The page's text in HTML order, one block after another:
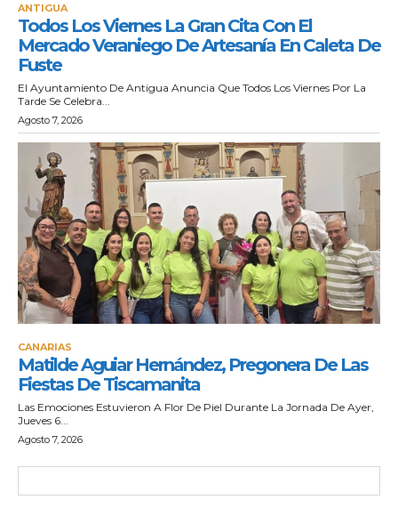
ANTIGUA
Todos Los Viernes La Gran Cita Con El
Mercado Veraniego De Artesanía En Caleta De
Fuste
El Ayuntamiento De Antigua Anuncia Que Todos Los Viernes Por La
Tarde Se Celebra...
Agosto 7, 2026
CANARIAS
Matilde Aguiar Hernández, Pregonera De Las
Fiestas De Tiscamanita
Las Emociones Estuvieron A Flor De Piel Durante La Jornada De Ayer,
Jueves 6...
Agosto 7, 2026